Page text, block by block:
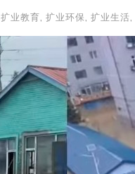
扩业教育, 扩业环保, 扩业生活,